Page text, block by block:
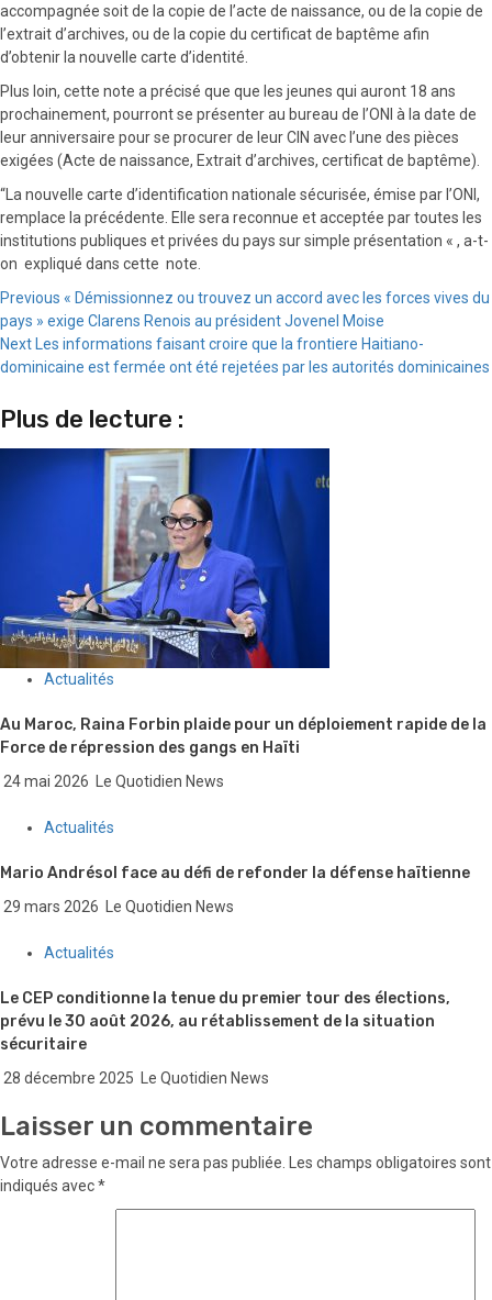
accompagnée soit de la copie de l’acte de naissance, ou de la copie de
l’extrait d’archives, ou de la copie du certificat de baptême afin
d’obtenir la nouvelle carte d’identité.
Plus loin, cette note a précisé que que les jeunes qui auront 18 ans
prochainement, pourront se présenter au bureau de l’ONI à la date de
leur anniversaire pour se procurer de leur CIN avec l’une des pièces
exigées (Acte de naissance, Extrait d’archives, certificat de baptême).
“La nouvelle carte d’identification nationale sécurisée, émise par l’ONI,
remplace la précédente. Elle sera reconnue et acceptée par toutes les
institutions publiques et privées du pays sur simple présentation « , a-t-
on expliqué dans cette note.
Continue
Reading
Previous « Démissionnez ou trouvez un accord avec les forces vives du
pays » exige Clarens Renois au président Jovenel Moise
Next Les informations faisant croire que la frontiere Haitiano-
dominicaine est fermée ont été rejetées par les autorités dominicaines
Plus de lecture :
Actualités
Au Maroc, Raina Forbin plaide pour un déploiement rapide de la
Force de répression des gangs en Haïti
24 mai 2026 Le Quotidien News
Actualités
Mario Andrésol face au défi de refonder la défense haïtienne
29 mars 2026 Le Quotidien News
Actualités
Le CEP conditionne la tenue du premier tour des élections,
prévu le 30 août 2026, au rétablissement de la situation
sécuritaire
28 décembre 2025 Le Quotidien News
Laisser un commentaire
Votre adresse e-mail ne sera pas publiée.
Les champs obligatoires sont
indiqués avec*